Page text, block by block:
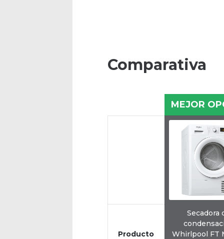
Comparativa
MEJOR
Producto
Secadora
Whirlpool FT